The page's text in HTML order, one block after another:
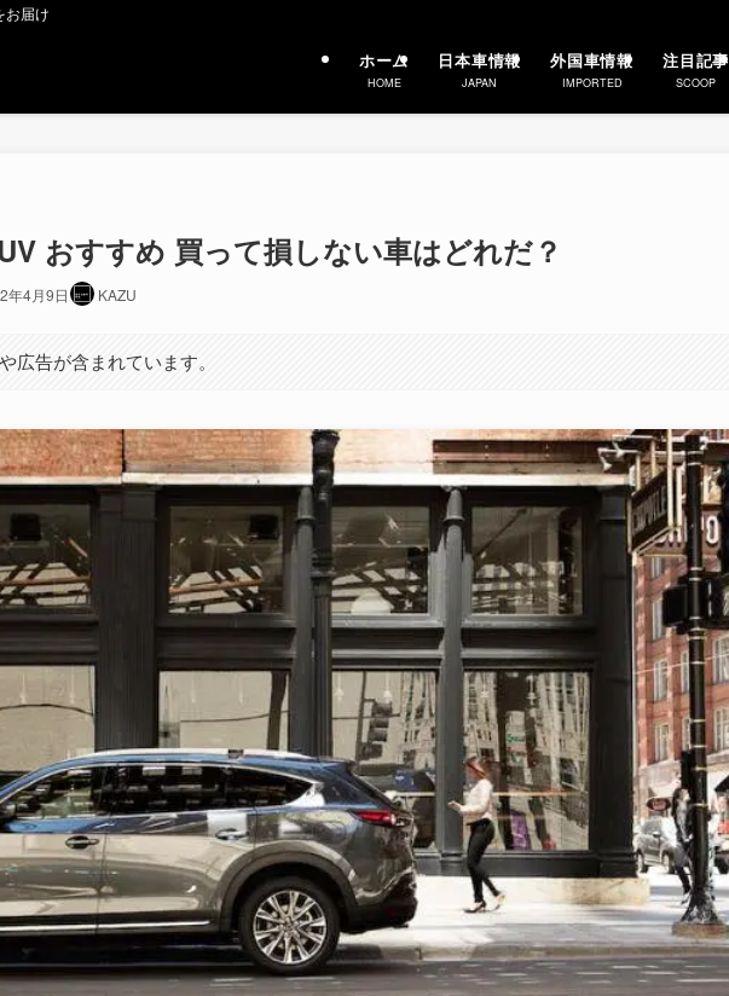
お届け
ホーム
HOME
日本車情報
JAPAN
外国車情報
IMPORTED
注目記事
SCOOP
おすすめ 買って損しない車はどれだ？
年4月9日 KAZU
広告が含まれています。